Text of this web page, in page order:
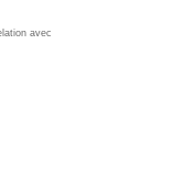
avec